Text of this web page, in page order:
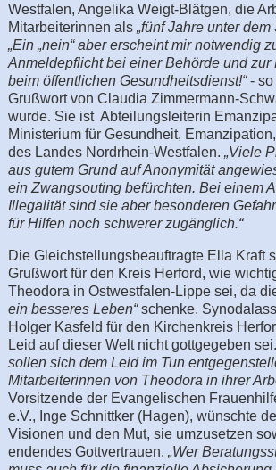
Westfalen, Angelika Weigt-Blätgen, die
Mitarbeiterinnen als „fünf Jahre unter
„Ein „nein“ aber erscheint mir notwendig
Anmeldepflicht bei einer Behörde und zur
beim öffentlichen Gesundheitsdienst!“- so
Grußwort von Claudia Zimmermann-
wurde. Sie ist Abteilungsleiterin
Ministerium für Gesundheit,
des Landes Nordrhein-Westfalen. „Viele
aus gutem Grund auf Anonymität
ein Zwangsouting befürchten. Bei einem
Illegalität sind sie aber besonderen
für Hilfen noch schwerer zugänglich.“
Die Gleichstellungsbeauftragte Ella Kraft
Grußwort für den Kreis Herford, wie
Theodora in Ostwestfalen-Lippe sei, da
ein besseres Leben“schenke.
Holger Kasfeld für den Kirchenkreis
Leid auf dieser Welt nicht gottgegeben sei.
sollen sich dem Leid im Tun
Mitarbeiterinnen von Theodora in ihrer
Vorsitzende der Evangelischen
e.V., Inge Schnittker (Hagen), wünschte
Visionen und den Mut, sie umzusetzen
endendes Gottvertrauen. „Wer